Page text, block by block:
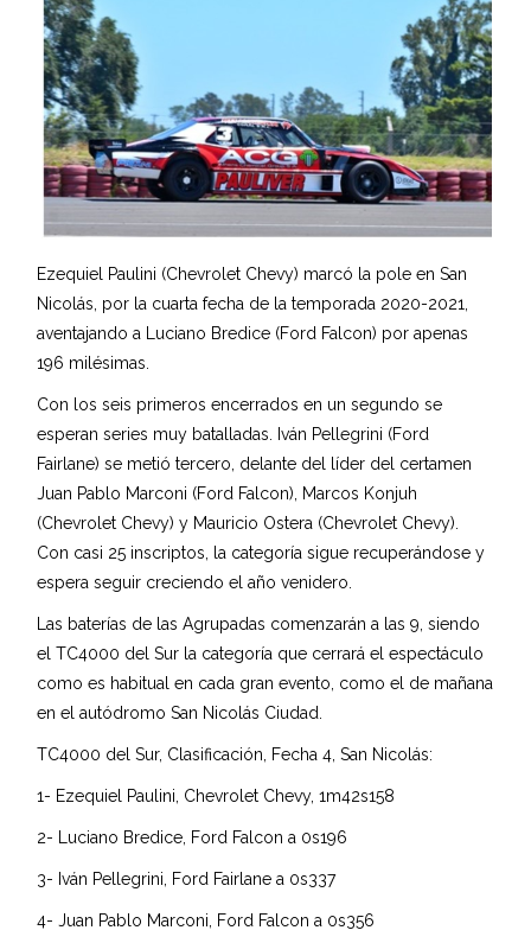
Ezequiel Paulini (Chevrolet Chevy) marcó la pole en San
Nicolás, por la cuarta fecha de la temporada 2020-2021,
aventajando a Luciano Bredice (Ford Falcon) por apenas
196 milésimas.
Con los seis primeros encerrados en un segundo se
esperan series muy batalladas. Iván Pellegrini (Ford
Fairlane) se metió tercero, delante del líder del certamen
Juan Pablo Marconi (Ford Falcon), Marcos Konjuh
(Chevrolet Chevy) y Mauricio Ostera (Chevrolet Chevy).
Con casi 25 inscriptos, la categoría sigue recuperándose y
espera seguir creciendo el año venidero.
Las baterías de las Agrupadas comenzarán a las 9, siendo
el TC4000 del Sur la categoría que cerrará el espectáculo
como es habitual en cada gran evento, como el de mañana
en el autódromo San Nicolás Ciudad.
TC4000 del Sur, Clasificación, Fecha 4, San Nicolás:
1- Ezequiel Paulini, Chevrolet Chevy, 1m42s158
2- Luciano Bredice, Ford Falcon a 0s196
3- Iván Pellegrini, Ford Fairlane a 0s337
4- Juan Pablo Marconi, Ford Falcon a 0s356